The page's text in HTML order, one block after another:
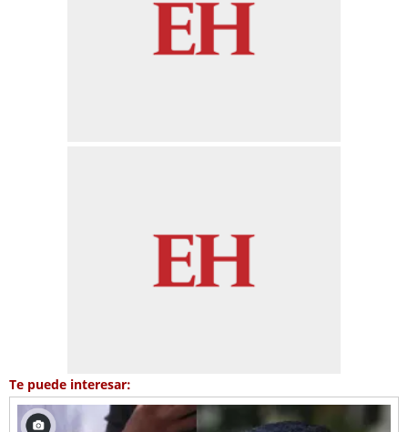
Te puede interesar: